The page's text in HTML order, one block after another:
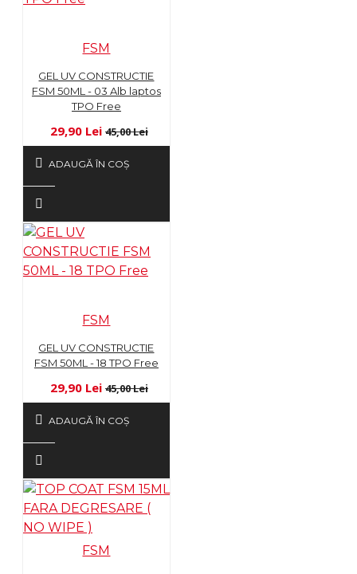
FSM
GEL UV CONSTRUCTIE
FSM 50ML - 03 Alb laptos
TPO Free
29,90 Lei 45,00 Lei
ADAUGĂ ÎN COŞ
FSM
GEL UV CONSTRUCTIE
FSM 50ML - 18 TPO Free
29,90 Lei 45,00 Lei
ADAUGĂ ÎN COŞ
FSM